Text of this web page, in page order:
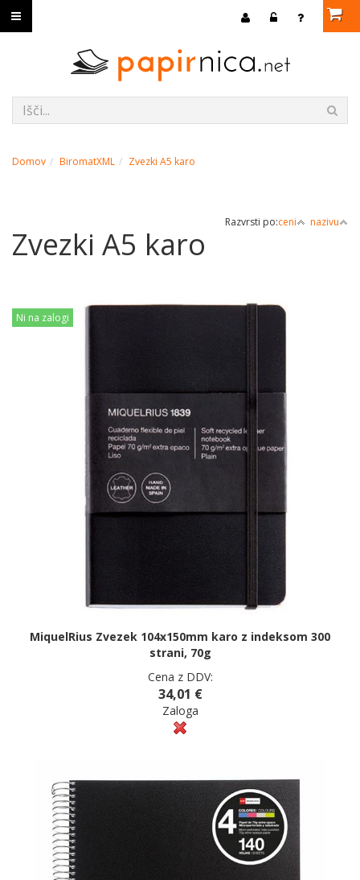
Domov BiromatXML Zvezki A5 karo
Razvrsti po:ceni nazivu
Zvezki A5 karo
Ni na zalogi
MiquelRius Zvezek 104x150mm karo z indeksom 300
strani, 70g
Cena z DDV:
34,01 €
Zaloga